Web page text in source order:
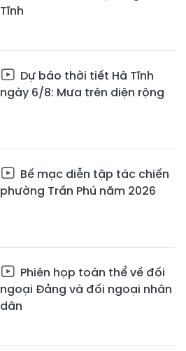
Tĩnh
Dự báo thời tiết Hà Tĩnh
ngày 6/8: Mưa trên diện rộng
Bế mạc diễn tập tác chiến
phường Trần Phú năm 2026
Phiên họp toàn thể về đối
ngoại Đảng và đối ngoại nhân
dân